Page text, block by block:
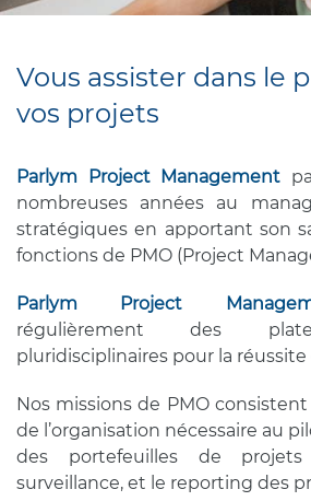
Vous assister dans le
vos projets
Parlym Project Management
nombreuses années au
stratégiques en apportant son
fonctions de PMO (Project
Parlym Project
régulièrement des
pluridisciplinaires pour la réussite
Nos missions de PMO
de l’organisation nécessaire au
des portefeuilles de
surveillance, et le reporting des